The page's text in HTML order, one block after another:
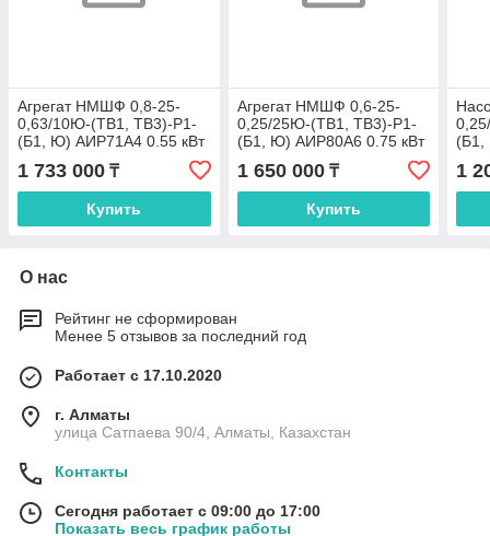
Агрегат НМШФ 0,8-25-
0,63/10Ю-(ТВ1, ТВ3)-Р1-
(Б1, Ю) АИР71А4 0.55 кВт
1 733 000 ₸
Купить
Агрегат НМШФ 0,6-25-
0,25/25Ю-(ТВ1, ТВ3)-Р1-
(Б1, Ю) АИР80А6 0.75 кВт
1 650 000₸
Купить
(Б1,
1
О нас
Рейтинг не сформирован
Менее 5 отзывов за последний год
Работает с 17.10.2020
г. Алматы
улица Сатпаева 90/4, Алматы, Казахстан
Контакты
Сегодня работает с 09:00 до 17:00
Показать весь график работы